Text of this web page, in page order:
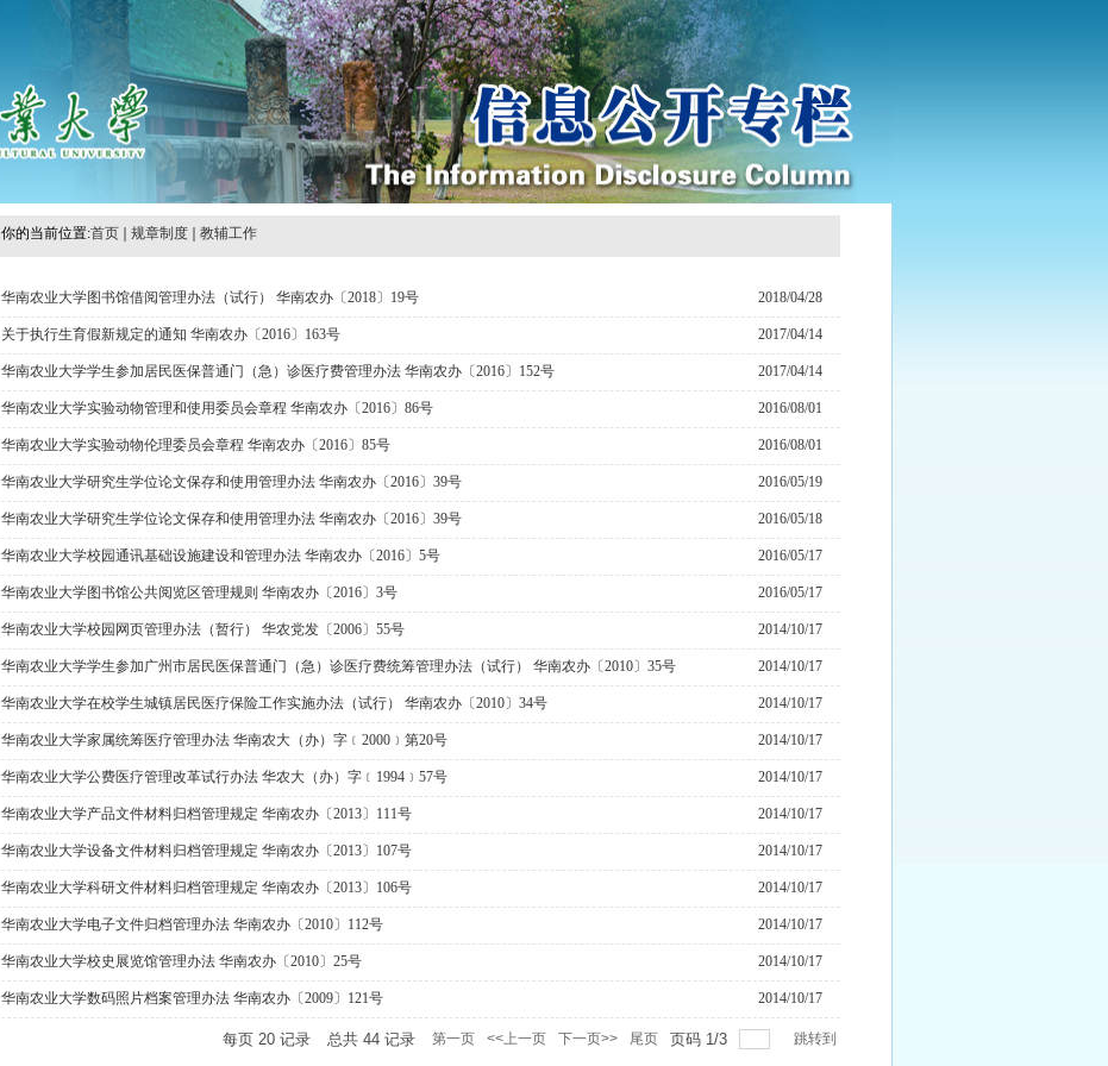
你的当前位置:首页 规章制度 教辅工作
华南农业大学图书馆借阅管理办法（试行） 华南农办〔2018〕19号 2018/04/28
关于执行生育假新规定的通知 华南农办〔2016〕163号 2017/04/14
华南农业大学学生参加居民医保普通门（急）诊医疗费管理办法 华南农办〔2016〕152号 2017/04/14
华南农业大学实验动物管理和使用委员会章程 华南农办〔2016〕86号 2016/08/01
华南农业大学实验动物伦理委员会章程 华南农办〔2016〕85号 2016/08/01
华南农业大学研究生学位论文保存和使用管理办法 华南农办〔2016〕39号 2016/05/19
华南农业大学研究生学位论文保存和使用管理办法 华南农办〔2016〕39号 2016/05/18
华南农业大学校园通讯基础设施建设和管理办法 华南农办〔2016〕5号 2016/05/17
华南农业大学图书馆公共阅览区管理规则 华南农办〔2016〕3号 2016/05/17
华南农业大学校园网页管理办法（暂行） 华农党发〔2006〕55号 2014/10/17
华南农业大学学生参加广州市居民医保普通门（急）诊医疗费统筹管理办法（试行） 华南农办〔2010〕35号 2014/10/17
华南农业大学在校学生城镇居民医疗保险工作实施办法（试行） 华南农办〔2010〕34号 2014/10/17
华南农业大学家属统筹医疗管理办法 华南农大（办）字﹝2000﹞第20号 2014/10/17
华南农业大学公费医疗管理改革试行办法 华农大（办）字﹝1994﹞57号 2014/10/17
华南农业大学产品文件材料归档管理规定 华南农办〔2013〕111号 2014/10/17
华南农业大学设备文件材料归档管理规定 华南农办〔2013〕107号 2014/10/17
华南农业大学科研文件材料归档管理规定 华南农办〔2013〕106号 2014/10/17
华南农业大学电子文件归档管理办法 华南农办〔2010〕112号 2014/10/17
华南农业大学校史展览馆管理办法 华南农办〔2010〕25号 2014/10/17
华南农业大学数码照片档案管理办法 华南农办〔2009〕121号 2014/10/17
每页 20 记录 总共 44 记录 第一页 <<上一页 下一页>> 尾页 页码 1/3 跳转到